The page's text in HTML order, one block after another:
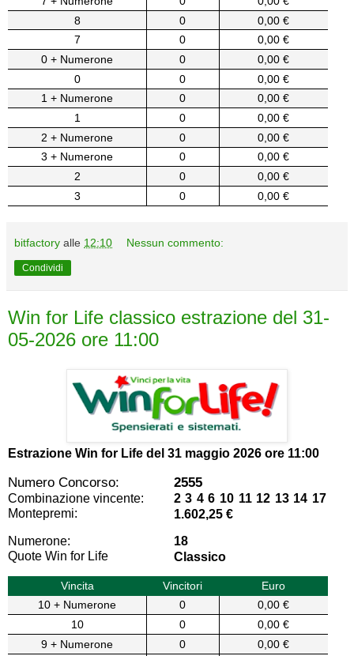
8
0
0,00 €
7
0
0,00 €
0 + Numerone
0
0,00 €
0
0
0,00 €
1 + Numerone
0
0,00 €
1
0
0,00 €
2 + Numerone
0
0,00 €
3 + Numerone
0
0,00 €
2
0
0,00 €
3
0 0,00 €
bitfactory alle 12:10 Nessun commento:
Condividi
Win for Life classico estrazione del 31-
05-2026 ore 11:00
Estrazione Win for Life del 31 maggio 2026 ore 11:00
Numero Concorso: 2555
Combinazione vincente:
2 3 4 6 10 11 12 13 14 17
Montepremi:
1.602,25 €
Numerone:
18
Quote Win for Life
Classico
Vincita Vincitori
Euro
10 + Numerone
0
0,00 €
10
0
0,00 €
9 + Numerone
0
0,00 €